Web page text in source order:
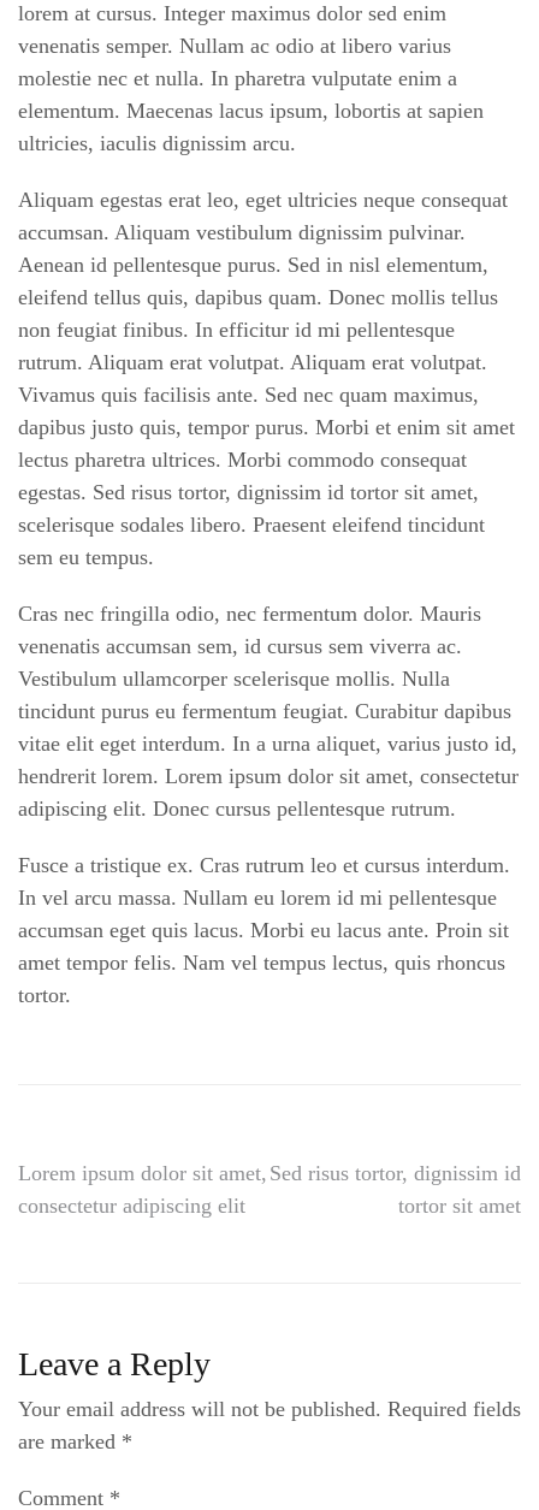
lorem at cursus. Integer maximus dolor sed enim
venenatis semper. Nullam ac odio at libero varius
molestie nec et nulla. In pharetra vulputate enim a
elementum. Maecenas lacus ipsum, lobortis at sapien
ultricies, iaculis dignissim arcu.
Aliquam egestas erat leo, eget ultricies neque consequat
accumsan. Aliquam vestibulum dignissim pulvinar.
Aenean id pellentesque purus. Sed in nisl elementum,
eleifend tellus quis, dapibus quam. Donec mollis tellus
non feugiat finibus. In efficitur id mi pellentesque
rutrum. Aliquam erat volutpat. Aliquam erat volutpat.
Vivamus quis facilisis ante. Sed nec quam maximus,
dapibus justo quis, tempor purus. Morbi et enim sit amet
lectus pharetra ultrices. Morbi commodo consequat
egestas. Sed risus tortor, dignissim id tortor sit amet,
scelerisque sodales libero. Praesent eleifend tincidunt
sem eu tempus.
Cras nec fringilla odio, nec fermentum dolor. Mauris
venenatis accumsan sem, id cursus sem viverra ac.
Vestibulum ullamcorper scelerisque mollis. Nulla
tincidunt purus eu fermentum feugiat. Curabitur dapibus
vitae elit eget interdum. In a urna aliquet, varius justo id,
hendrerit lorem. Lorem ipsum dolor sit amet, consectetur
adipiscing elit. Donec cursus pellentesque rutrum.
Fusce a tristique ex. Cras rutrum leo et cursus interdum.
In vel arcu massa. Nullam eu lorem id mi pellentesque
accumsan eget quis lacus. Morbi eu lacus ante. Proin sit
amet tempor felis. Nam vel tempus lectus, quis rhoncus
tortor.
Post
navigation
Lorem ipsum dolor sit amet,
consectetur adipiscing elit
Sed risus tortor, dignissim id
tortor sit amet
Leave a Reply
Your email address will not be published. Required fields
are marked *
Comment *